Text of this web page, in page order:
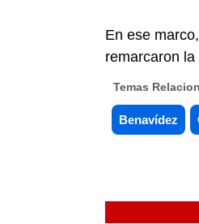
En ese
remarcaron
Temas
Benavídez